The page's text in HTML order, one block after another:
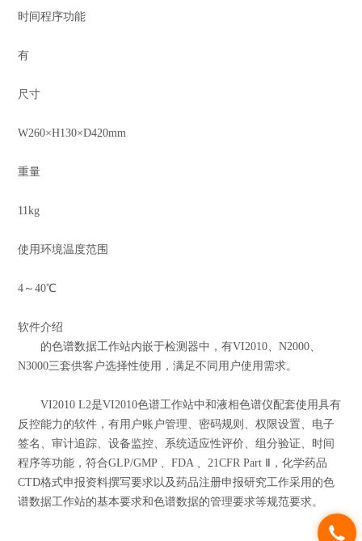
时间程序功能
有
尺寸
W260×H130×D420mm
重量
11kg
使用环境温度范围
4～40℃
软件介绍
的色谱数据工作站内嵌于检测器中，有VI2010、N2000、
N3000三套供客户选择性使用，满足不同用户使用需求。
VI2010 L2是VI2010色谱工作站中和液相色谱仪配套使用具有
反控能力的软件，有用户账户管理、密码规则、权限设置、电子
签名、审计追踪、设备监控、系统适应性评价、组分验证、时间
程序等功能，符合GLP/GMP 、FDA 、21CFR Part Ⅱ，化学药品
CTD格式申报资料撰写要求以及药品注册申报研究工作采用的色
谱数据工作站的基本要求和色谱数据的管理要求等规范要求。